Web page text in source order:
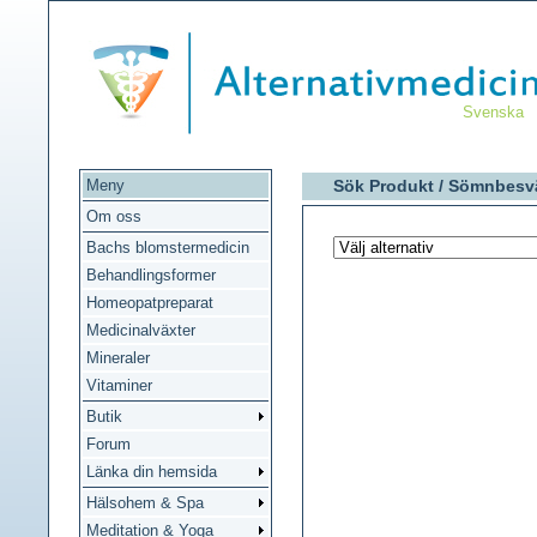
Svenska
Meny
Om oss
Bachs blomstermedicin
Behandlingsformer
Homeopatpreparat
Medicinalväxter
Mineraler
Vitaminer
Butik
Forum
Länka din hemsida
Hälsohem & Spa
Meditation & Yoga
Sök Produkt /